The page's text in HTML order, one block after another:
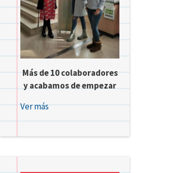
Más de 10 colaboradores
y acabamos de empezar
Ver más